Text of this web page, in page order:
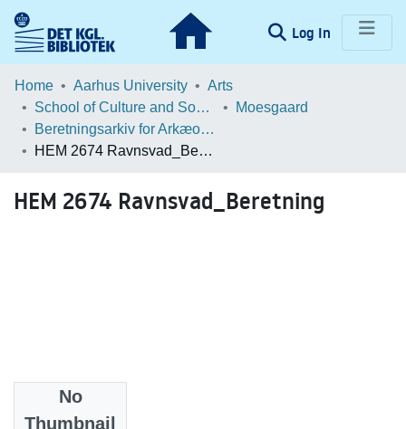
Log In (current)
Communities & Collections
Statistics
Home Aarhus University
Arts
School of Culture and Society
Moesgaard
Beretningsarkiv for Arkæologiske Undersøgelser
HEM 2674 Ravnsvad_Beretning
HEM 2674 Ravnsvad_Beretning
No
Thumbnail